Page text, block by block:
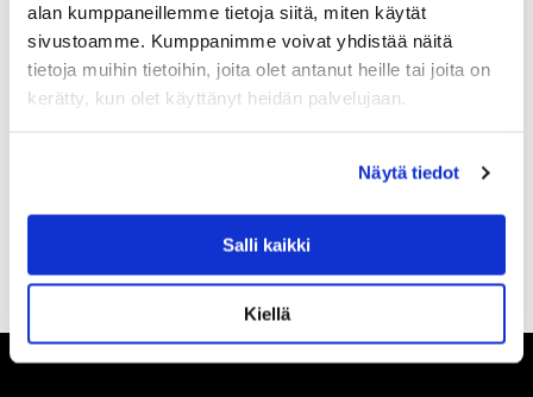
alan kumppaneillemme tietoja siitä, miten käytät
sivustoamme. Kumppanimme voivat yhdistää näitä
tietoja muihin tietoihin, joita olet antanut heille tai joita on
kerätty, kun olet käyttänyt heidän palvelujaan.
Näytä tiedot
Salli kaikki
Kiellä